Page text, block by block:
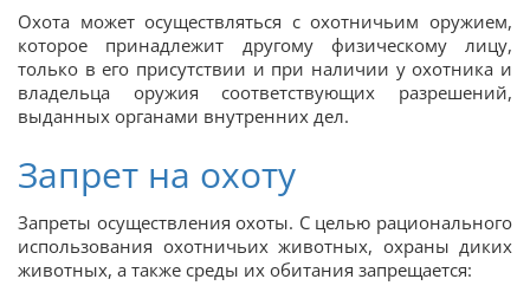
Охота может осуществляться с охотничьим оружием,
которое принадлежит другому физическому лицу,
только в его присутствии и при наличии у охотника и
владельца оружия соответствующих разрешений,
выданных органами внутренних дел.
Запрет на охоту
Запреты осуществления охоты. С целью рационального
использования охотничьих животных, охраны диких
животных, а также среды их обитания запрещается: